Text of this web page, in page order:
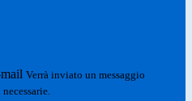
Verrà inviato un messaggio